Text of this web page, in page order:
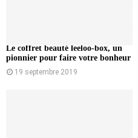
Le coffret beauté leeloo-box, un
pionnier pour faire votre bonheur
19 septembre 2019